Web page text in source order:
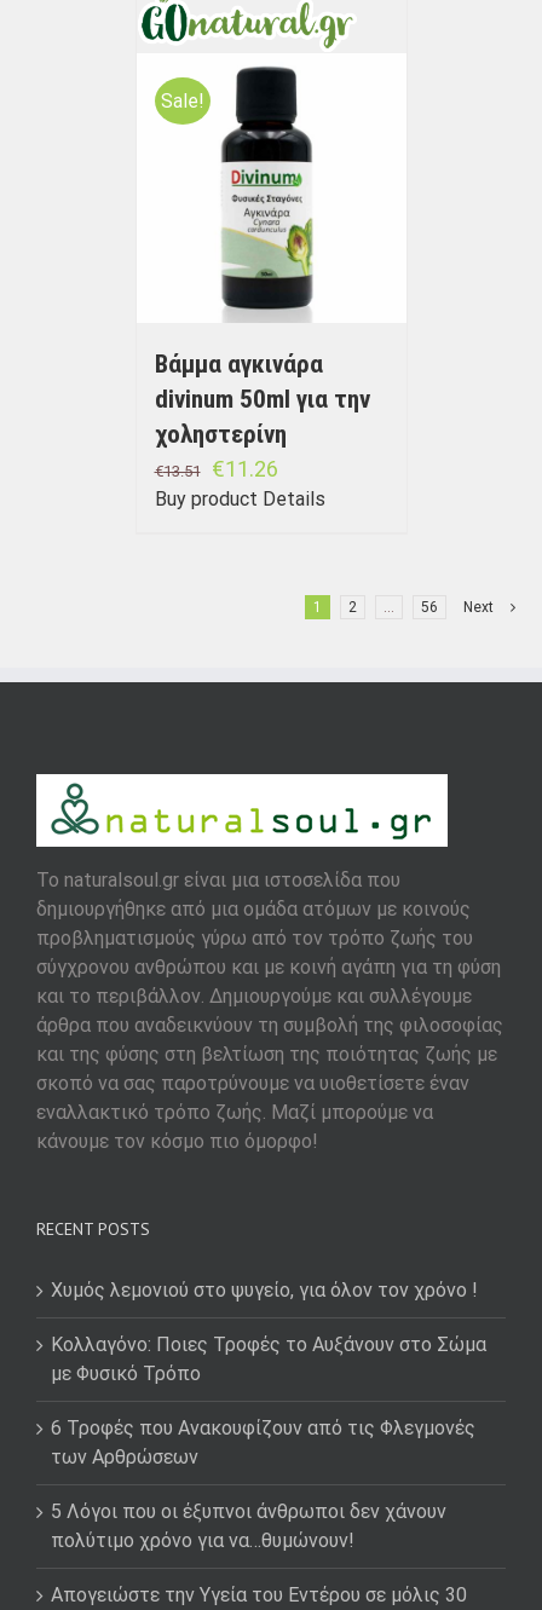
Sale!
Bάμμα αγκινάρα
divinum 50ml για την
χοληστερίνη
€13.51 €11.26
Buy product Details
1 2 … 56 Next
To naturalsoul.gr είναι μια ιστοσελίδα που
δημιουργήθηκε από μια ομάδα ατόμων με κοινούς
προβληματισμούς γύρω από τον τρόπο ζωής του
σύγχρονου ανθρώπου και με κοινή αγάπη για τη φύση
και το περιβάλλον. Δημιουργούμε και συλλέγουμε
άρθρα που αναδεικνύουν τη συμβολή της φιλοσοφίας
και της φύσης στη βελτίωση της ποιότητας ζωής με
σκοπό να σας παροτρύνουμε να υιοθετίσετε έναν
εναλλακτικό τρόπο ζωής. Μαζί μπορούμε να
κάνουμε τον κόσμο πιο όμορφο!
RECENT POSTS
Χυμός λεμονιού στο ψυγείο, για όλον τον χρόνο !
Κολλαγόνο: Ποιες Τροφές το Αυξάνουν στο Σώμα
με Φυσικό Τρόπο
6 Τροφές που Ανακουφίζουν από τις Φλεγμονές
των Αρθρώσεων
5 Λόγοι που οι έξυπνοι άνθρωποι δεν χάνουν
πολύτιμο χρόνο για να…θυμώνουν!
Απογειώστε την Υγεία του Εντέρου σε μόλις 30